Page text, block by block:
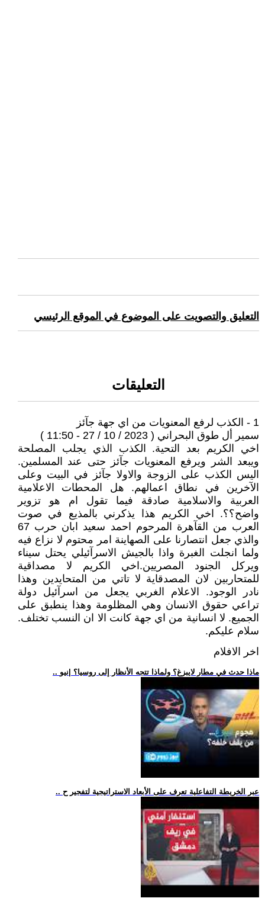
التعليق والتصويت على الموضوع في الموقع الرئيسي
التعليقات
1 - الكذب لرفع المعنويات من اي جهة جآئز
سمير أل طوق البحراني ( 2023 / 10 / 27 - 11:50 )
اخي الكريم بعد التحية. الكذب الذي يجلب المصلحة
ويبعد الشر ويرفع المعنويات جآئز حتى عند المسلمين.
اليس الكذب على الزوجة والاولا جآئز في البيت وعلى
الآخرين في نطاق اعمالهم. هل المحطات الاعلامية
العربية والاسلامية صادقة فيما تقول ام هو تزوير
واضح؟؟. اخي الكريم هذا يذكرني بالمذيع في صوت
العرب من القآهرة المرحوم احمد سعيد ابان حرب 67
والذي جعل انتصارنا على الصهاينة امر محتوم لا نزاع فيه
ولما انجلت الغبرة واذا بالجيش الاسرآئيلي يحتل سيناء
ويركل الجنود المصريين.اخي الكريم لا مصداقية
للمتحاربين لان المصدقاية لا تاتي من المتحايدين وهذا
نادر الوجود. الاعلام الغربي يجعل من اسرآئيل دولة
تراعي حقوق الانسان وهي المظلومة وهذا ينطبق على
الجميع. لا انسانية من اي جهة كانت الا ان النسب تختلف.
سلام عليكم.
اخر الافلام
.. ماذا حدث في مطار لايبزغ؟ ولماذا تتجه الأنظار إلى روسيا؟ |نيو
.. عبر الخريطة التفاعلية تعرف على الأبعاد الاستراتيجية لتفجير ح